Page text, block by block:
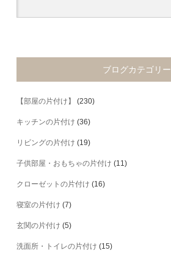
ブログカテゴリー
【部屋の片付け】 (230)
キッチンの片付け (36)
リビングの片付け (19)
子供部屋・おもちゃの片付け (11)
クローゼットの片付け (16)
寝室の片付け (7)
玄関の片付け (5)
洗面所・トイレの片付け (15)